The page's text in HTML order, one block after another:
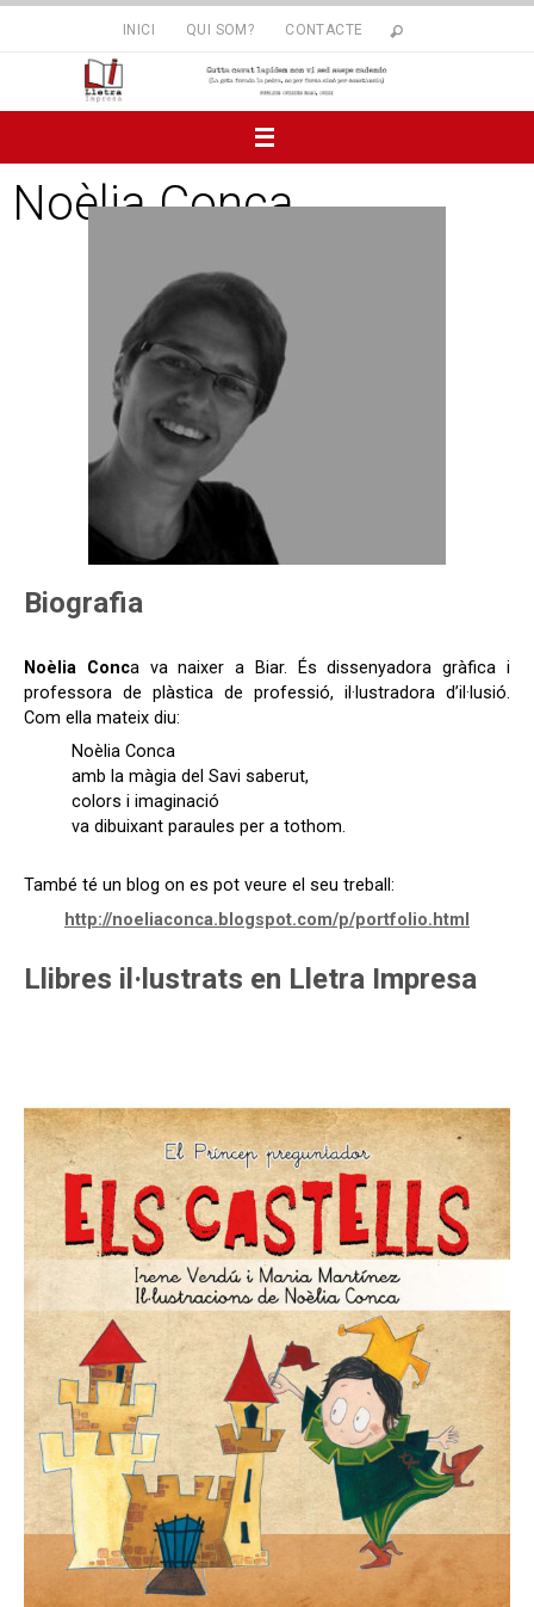
INICI QUI SOM? CONTACTE
Noèlia Conca
Biografia
Noèlia Conca va naixer a Biar. És dissenyadora gràfica i
professora de plàstica de professió, il·lustradora d’il·lusió.
Com ella mateix diu:
Noèlia Conca
amb la màgia del Savi saberut,
colors i imaginació
va dibuixant paraules per a tothom.
També té un blog on es pot veure el seu treball:
http://noeliaconca.blogspot.com/p/portfolio.html
Llibres il·lustrats en Lletra Impresa